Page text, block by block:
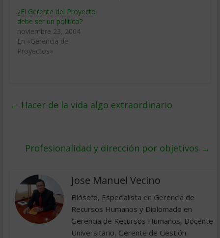
¿El Gerente del Proyecto
debe ser un político?
noviembre 23, 2004
En «Gerencia de
Proyectos»
← Hacer de la vida algo extraordinario
Profesionalidad y dirección por objetivos →
Jose Manuel Vecino
Filósofo, Especialista en Gerencia de
Recursos Humanos y Diplomado en
Gerencia de Recursos Humanos, Docente
Universitario, Gerente de Gestión